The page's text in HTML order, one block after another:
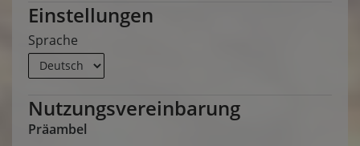
Einstellungen
Sprache
Nutzungsvereinbarung
Präambel